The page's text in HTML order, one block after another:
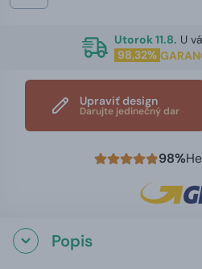
Utorok 11.8. U
98,32%
Upraviť design
Darujte jedinečný dar
98%
Popis